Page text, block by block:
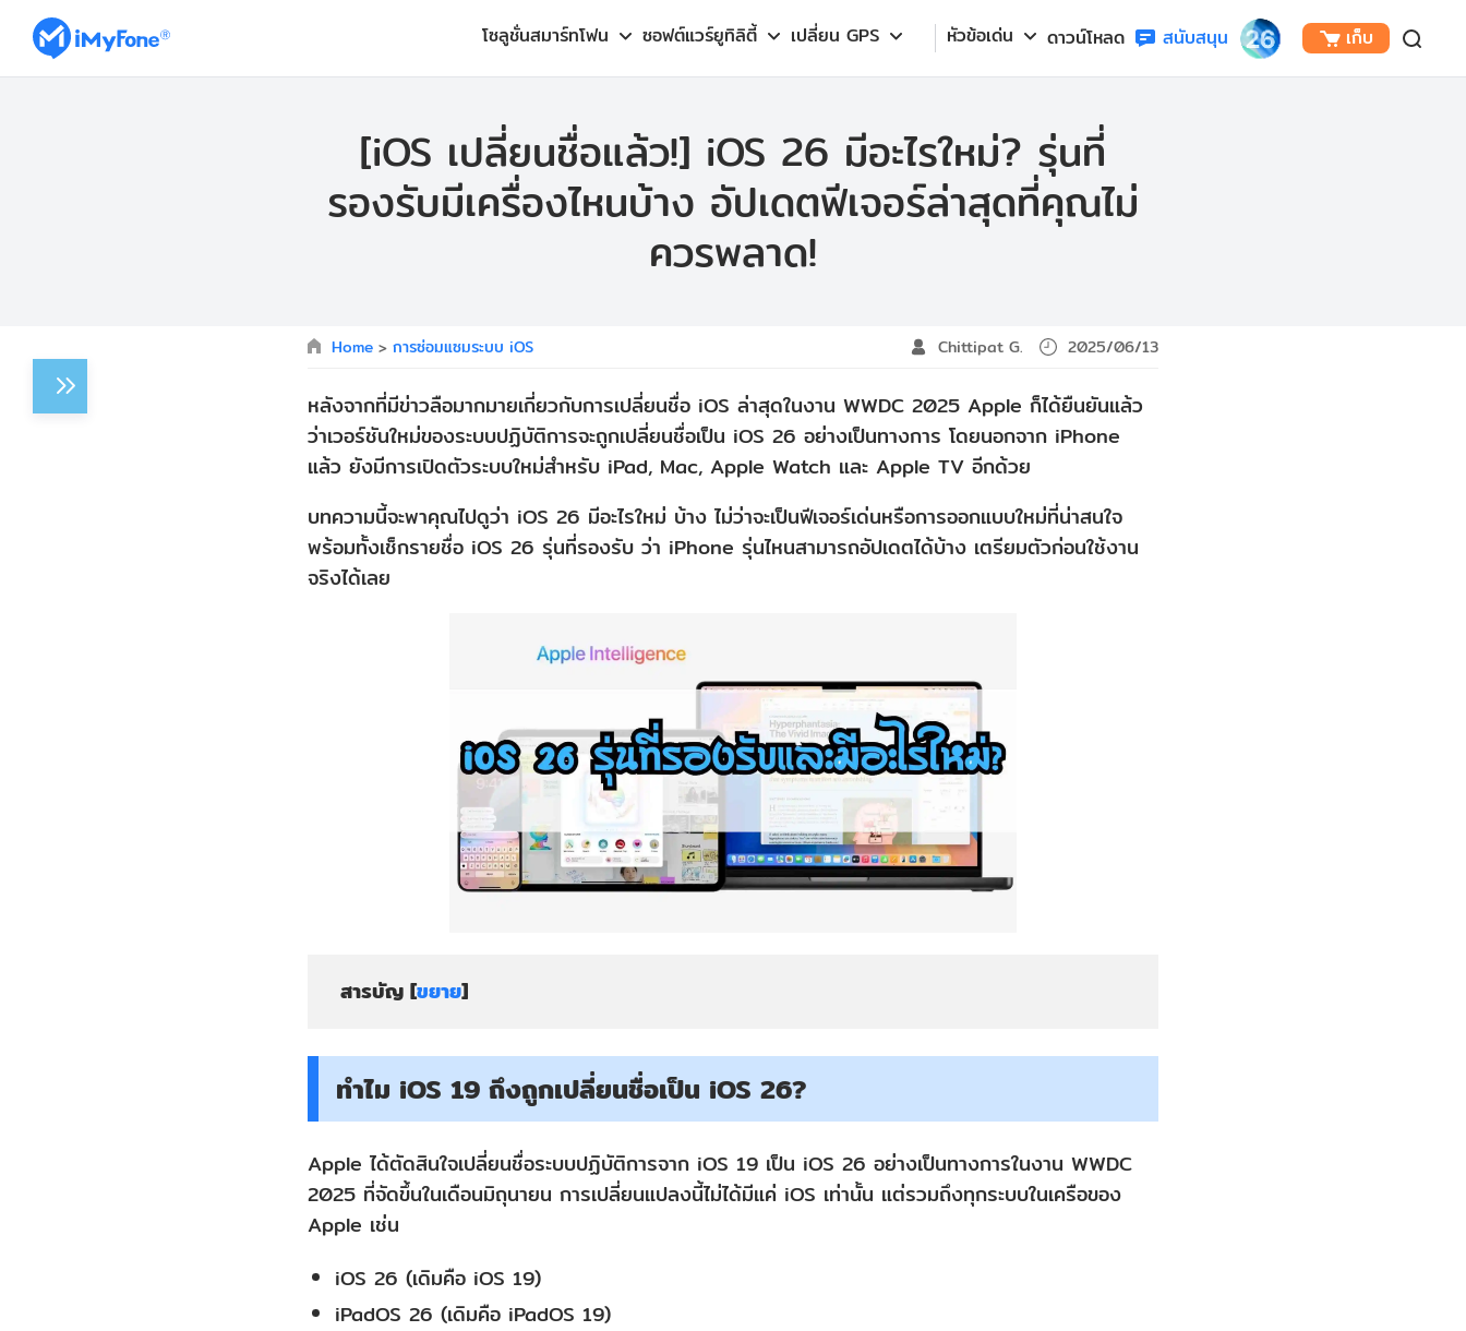
โซลูชั่นสมาร์ทโฟน ซอฟต์แวร์ยูทิลิตี้ เปลี่ยน GPS หัวข้อเด่น ดาวน์โหลด สนับสนุน เก็บ
[iOS เปลี่ยนชื่อแล้ว!] iOS 26 มีอะไรใหม่? รุ่นที่
รองรับมีเครื่องไหนบ้าง อัปเดตฟีเจอร์ล่าสุดที่คุณไม่
ควรพลาด!
Home > การซ่อมแซมระบบ iOS Chittipat G. 2025/06/13
หลังจากที่มีข่าวลือมากมายเกี่ยวกับการเปลี่ยนชื่อ iOS ล่าสุดในงาน WWDC 2025 Apple ก็ได้ยืนยันแล้ว
ว่าเวอร์ชันใหม่ของระบบปฏิบัติการจะถูกเปลี่ยนชื่อเป็น iOS 26 อย่างเป็นทางการ โดยนอกจาก iPhone
แล้ว ยังมีการเปิดตัวระบบใหม่สำหรับ iPad, Mac, Apple Watch และ Apple TV อีกด้วย
บทความนี้จะพาคุณไปดูว่า iOS 26 มีอะไรใหม่ บ้าง ไม่ว่าจะเป็นฟีเจอร์เด่นหรือการออกแบบใหม่ที่น่าสนใจ
พร้อมทั้งเช็กรายชื่อ iOS 26 รุ่นที่รองรับ ว่า iPhone รุ่นไหนสามารถอัปเดตได้บ้าง เตรียมตัวก่อนใช้งาน
จริงได้เลย
สารบัญ [ขยาย]
ที่
1:
ทำไม
iOS
19
ถึง
ถูก
เปลี่ยน
ทำไม iOS 19 ถึงถูกเปลี่ยนชื่อเป็น iOS 26?
Apple ได้ตัดสินใจเปลี่ยนชื่อระบบปฏิบัติการจาก iOS 19 เป็น iOS 26 อย่างเป็นทางการในงาน WWDC
2025 ที่จัดขึ้นในเดือนมิถุนายน การเปลี่ยนแปลงนี้ไม่ได้มีแค่ iOS เท่านั้น แต่รวมถึงทุกระบบในเครือของ
Apple เช่น
iOS 26 (เดิมคือ iOS 19)
iPadOS 26 (เดิมคือ iPadOS 19)